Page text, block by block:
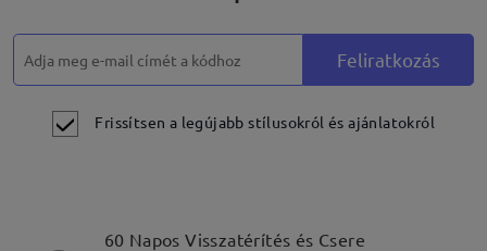
Feliratkozás
Frissítsen a legújabb stílusokról és ajánlatokról
60 Napos Visszatérítés és Csere